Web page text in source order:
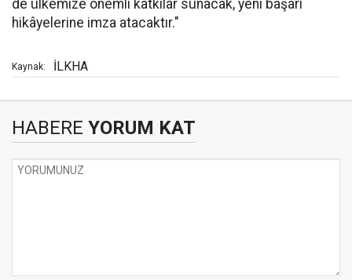
de ülkemize önemli katkılar sunacak, yeni başarı
hikâyelerine imza atacaktır."
Kaynak: İLKHA
HABERE YORUM KAT